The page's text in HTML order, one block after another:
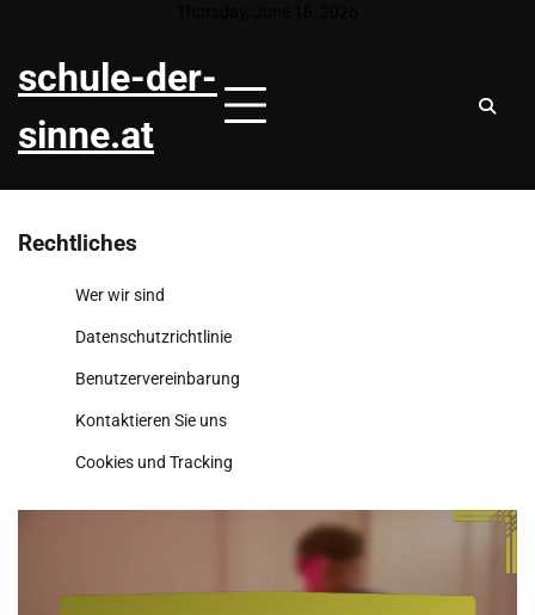
content
schule-der-
sinne.at
Rechtliches
Wer wir sind
Datenschutzrichtlinie
Benutzervereinbarung
Kontaktieren Sie uns
Cookies und Tracking